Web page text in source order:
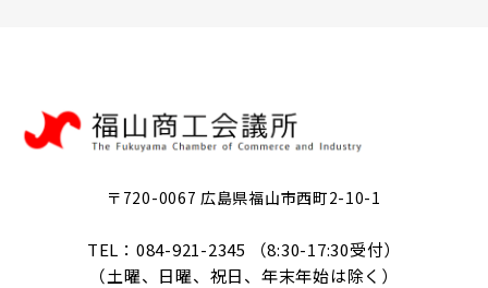
〒720-0067 広島県福山市西町2-10-1
TEL：084-921-2345 （8:30-17:30受付）
（土曜、日曜、祝日、年末年始は除く）